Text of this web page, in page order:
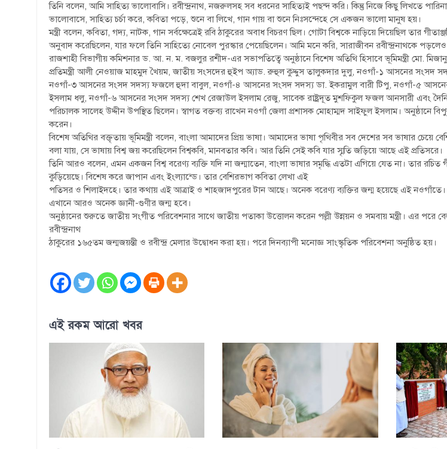
তিনি বলেন, আমি সাহিত্য ভালোবাসি। রবীন্দ্রনাথ, নজরুলসহ সব ধরনের সাহিত্যই পছন্দ করি। কিন্তু নিজে কিছু লিখতে
ভালোবাসে, সাহিত্য চর্চা করে, কবিতা পড়ে, শুনে বা লিখে, গান গায় বা শুনে নিঃসন্দেহে সে একজন ভালো মানুষ হয়।
মন্ত্রী বলেন, কবিতা, গদ্য, নাটক, গান সর্বক্ষেত্রেই রবি ঠাকুরের অবাধ বিচরণ ছিল। গোটা বিশ্বকে নাড়িয়ে দিয়েছিল তার
অনুবাদ করেছিলেন, যার ফলে তিনি সাহিত্যে নোবেল পুরস্কার পেয়েছিলেন। আমি মনে করি, সারাজীবন রবীন্দ্রনাথকে পড়লেও
রাজশাহী বিভাগীয় কমিশনার ড. আ. ন. ম. বজলুর রশীদ-এর সভাপতিত্বে অনুষ্ঠানে বিশেষ অতিথি হিসাবে ভূমিমন্ত্রী মো.
প্রতিমন্ত্রী আলী নেওয়াজ মাহমুদ খৈয়ম, জাতীয় সংসদের হুইপ অ্যাড. রুহুল কুদ্দুস তালুকদার দুলু, নওগাঁ-১ আসনের সংসদ
নওগাঁ-৩ আসনের সংসদ সদস্য ফজলে হুদা বাবুল, নওগাঁ-৪ আসনের সংসদ সদস্য ডা. ইকরামুল বারী টিপু, নওগাঁ-৫
ইসলাম ধলু, নওগাঁ-৬ আসনের সংসদ সদস্য শেখ রেজাউল ইসলাম রেজু, সাবেক রাষ্ট্রদূত মুশফিকুল ফজল আনসারী এবং দৈনিক
পরিচালক সালেহ উদ্দীন উপস্থিত ছিলেন। স্বাগত বক্তব্য রাখেন নওগাঁ জেলা প্রশাসক মোহাম্মদ সাইফুল ইসলাম। অনুষ্ঠানে
করেন।
বিশেষ অতিথির বক্তৃতায় ভূমিমন্ত্রী বলেন, বাংলা আমাদের প্রিয় ভাষা। আমাদের ভাষা পৃথিবীর সব দেশের সব ভাষার চেয়ে
বলা যায়, সে ভাষায় বিশ্ব জয় করেছিলেন বিশ্বকবি, মানবতার কবি। আর তিনি সেই কবি যার স্মৃতি জড়িয়ে আছে এই প্রতিসরে।
তিনি আরও বলেন, এমন একজন বিশ্ব বরেণ্য ব্যক্তি যদি না জন্মাতেন, বাংলা ভাষার সমৃদ্ধি এতটা এগিয়ে যেত না। তার রচিত
কুড়িয়েছে। বিশেষ করে জাপান এবং ইংল্যান্ডে। তার বেশিরভাগ কবিতা লেখা এই
পতিসর ও শিলাইদহে। তার কথায় এই আত্রাই ও শাহজাদপুরের টান আছে। অনেক বরেণ্য ব্যক্তির জন্ম হয়েছে এই
এখানে আরও অনেক জ্ঞানী-গুণীর জন্ম হবে।
অনুষ্ঠানের শুরুতে জাতীয় সংগীত পরিবেশনার সাথে জাতীয় পতাকা উত্তোলন করেন পল্লী উন্নয়ন ও সমবায় মন্ত্রী। এর পরে
রবীন্দ্রনাথ
ঠাকুরের ১৬৫তম জন্মজয়ন্তী ও রবীন্দ্র মেলার উদ্বোধন করা হয়। পরে দিনব্যাপী মনোজ্ঞ সাংস্কৃতিক পরিবেশনা অনুষ্ঠিত হয়।
এই রকম আরো খবর